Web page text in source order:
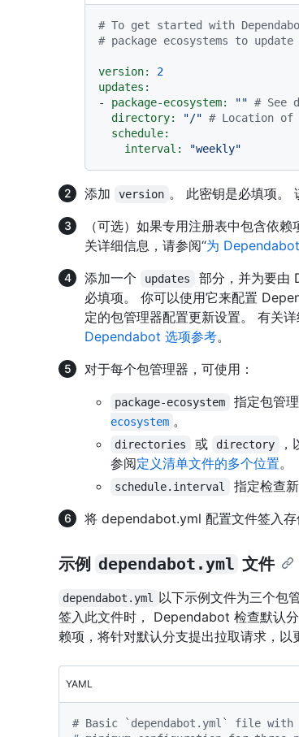
# To get started with
# package ecosystems to
version:
2
updates:
-
package-ecosystem: "" # See
directory:
"/" # Location of
schedule:
interval:
"weekly"
添加 version 。 此密钥是必填项。
（可选）如果专用注册表中包含依
关详细信息，请参阅“为
添加一个
updates
部分，并为要由
必填项。 你可以使用它来配置
定的包管理器配置更新设置。 有关
Dependabot 选项参考。
对于每个包管理器，可使用：
package-ecosystem 指定包管
ecosystem 。
directories 或 directory
参阅定义清单文件的多个位置。
schedule.interval
指定检查
将 dependabot.yml 配置文件签入存
示例 dependabot.yml 文件
dependabot.yml
以下示例文件为三个包
签入此文件时， Dependabot 检查默认
赖项，将针对默认分支提出拉取请求，以
YAML
# Basic `dependabot.yml` file with